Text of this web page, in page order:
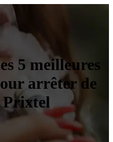
5 meilleures
arrêter de
Prixtel